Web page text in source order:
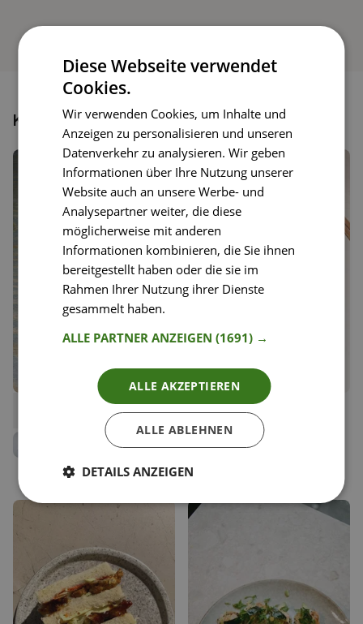
Könnte dir auch gefallen
Speichern
Lachs - Wafu - Trüffel
Eddi Dimant
19
Speichern
Rindercarpaccio mit
Limetten-Shiso-Dressing
Eddi Dimant
Diese Webseite verwendet
Cookies.
Wir verwenden Cookies, um Inhalte und
Anzeigen zu personalisieren und unseren
Datenverkehr zu analysieren. Wir geben
Informationen über Ihre Nutzung unserer
Website auch an unsere Werbe- und
Analysepartner weiter, die diese
möglicherweise mit anderen
Informationen kombinieren, die Sie ihnen
bereitgestellt haben oder die sie im
Rahmen Ihrer Nutzung ihrer Dienste
gesammelt haben.
ALLE PARTNER ANZEIGEN(1691) →
ALLE AKZEPTIEREN
ALLE ABLEHNEN
DETAILS ANZEIGEN